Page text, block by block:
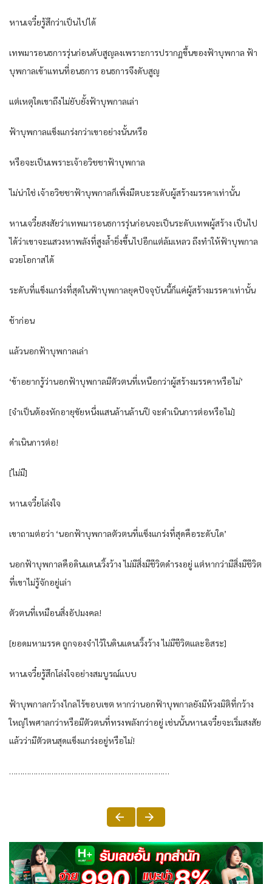
หานเจวี๋ยรู้สึกว่าเป็นไปได้
เทพมารอนธการรุ่นก่อนดับสูญลงเพราะการปรากฏขึ้นของฟ้าบุพกาล ฟ้า
บุพกาลเข้าแทนที่อนธการ อนธการจึงดับสูญ
แต่เหตุใดเขาถึงไม่ยับยั้งฟ้าบุพกาลเล่า
ฟ้าบุพกาลแข็งแกร่งกว่าเขาอย่างนั้นหรือ
หรือจะเป็นเพราะเจ้าอวิชชาฟ้าบุพกาล
ไม่น่าใช่ เจ้าอวิชชาฟ้าบุพกาลก็เพิ่งมีตบะระดับผู้สร้างมรรคาเท่านั้น
หานเจวี๋ยสงสัยว่าเทพมารอนธการรุ่นก่อนจะเป็นระดับเทพผู้สร้าง เป็นไป
ได้ว่าเขาจะแสวงหาพลังที่สูงล้ำยิ่งขึ้นไปอีกแต่ล้มเหลว ถึงทำให้ฟ้าบุพกาล
ฉวยโอกาสได้
ระดับที่แข็งแกร่งที่สุดในฟ้าบุพกาลยุคปัจจุบันนี้ก็แค่ผู้สร้างมรรคาเท่านั้น
ช้าก่อน
แล้วนอกฟ้าบุพกาลเล่า
‘ข้าอยากรู้ว่านอกฟ้าบุพกาลมีตัวตนที่เหนือกว่าผู้สร้างมรรคาหรือไม่’
[จำเป็นต้องหักอายุขัยหนึ่งแสนล้านล้านปี จะดำเนินการต่อหรือไม่]
ดำเนินการต่อ!
[ไม่มี]
หานเจวี๋ยโล่งใจ
เขาถามต่อว่า ‘นอกฟ้าบุพกาลตัวตนที่แข็งแกร่งที่สุดคือระดับใด’
นอกฟ้าบุพกาลคือดินแดนเวิ้งว้าง ไม่มีสิ่งมีชีวิตดำรงอยู่ แต่หากว่ามีสิ่งมีชีวิต
ที่เขาไม่รู้จักอยู่เล่า
ตัวตนที่เหมือนสิ่งอัปมงคล!
[ยอดมหามรรค ถูกจองจำไว้ในดินแดนเวิ้งว้าง ไม่มีชีวิตและอิสระ]
หานเจวี๋ยรู้สึกโล่งใจอย่างสมบูรณ์แบบ
ฟ้าบุพกาลกว้างไกลไร้ขอบเขต หากว่านอกฟ้าบุพกาลยังมีห้วงมิติที่กว้าง
ใหญ่ไพศาลกว่าหรือมีตัวตนที่ทรงพลังกว่าอยู่ เช่นนั้นหานเจวี๋ยจะเริ่มสงสัย
แล้วว่ามีตัวตนสุดแข็งแกร่งอยู่หรือไม่!
………………………………………………………………